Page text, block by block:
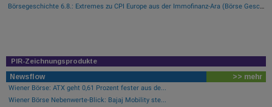
Börsegeschichte 6.8.: Extremes zu CPI Europe aus der Immofinanz-Ära (Börse Geschichte) (BörseGeschichte)
PIR-Zeichnungsprodukte
Newsflow >> mehr
Wiener Börse: ATX geht 0,61 Prozent fester aus de...
Wiener Börse Nebenwerte-Blick: Bajaj Mobility ste...